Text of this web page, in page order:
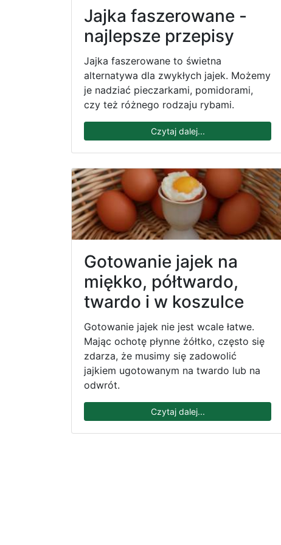
Jajka faszerowane -
najlepsze przepisy
Jajka faszerowane to świetna
alternatywa dla zwykłych jajek. Możemy
je nadziać pieczarkami, pomidorami,
czy też różnego rodzaju rybami.
Czytaj dalej...
Gotowanie jajek na
miękko, półtwardo,
twardo i w koszulce
Gotowanie jajek nie jest wcale łatwe.
Mając ochotę płynne żółtko, często się
zdarza, że musimy się zadowolić
jajkiem ugotowanym na twardo lub na
odwrót.
Czytaj dalej...